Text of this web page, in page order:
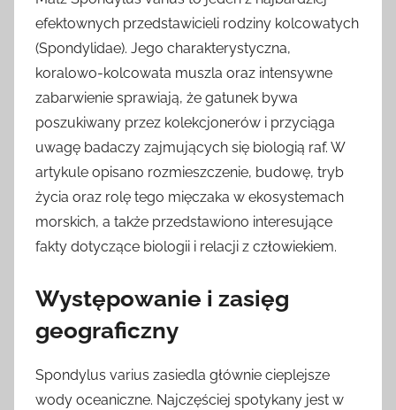
z
e
z
efektownych przedstawicieli rodziny kolcowatych
(Spondylidae). Jego charakterystyczna,
koralowo-kolcowata muszla oraz intensywne
zabarwienie sprawiają, że gatunek bywa
poszukiwany przez kolekcjonerów i przyciąga
uwagę badaczy zajmujących się biologią raf. W
artykule opisano rozmieszczenie, budowę, tryb
życia oraz rolę tego mięczaka w ekosystemach
morskich, a także przedstawiono interesujące
fakty dotyczące biologii i relacji z człowiekiem.
Występowanie i zasięg
geograficzny
Spondylus varius zasiedla głównie cieplejsze
wody oceaniczne. Najczęściej spotykany jest w